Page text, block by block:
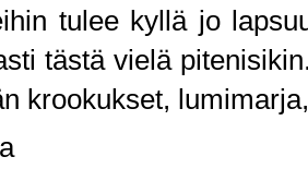
tulee kyllä jo
tästä vielä
krookukset,